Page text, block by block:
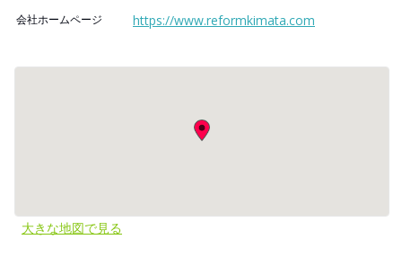
会社ホームページ https://www.reformkimata.com
大きな地図で見る